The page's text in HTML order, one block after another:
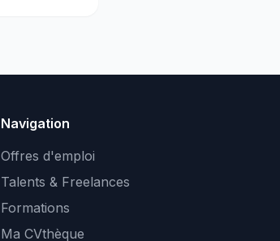
Navigation
Offres d'emploi
Talents & Freelances
Formations
Ma CVthèque